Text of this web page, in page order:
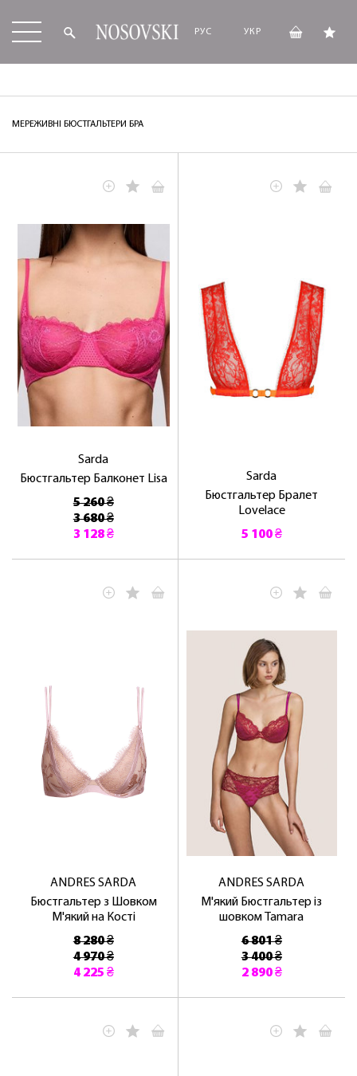
РУС УКР
МЕРЕЖИВНІ БЮСТГАЛЬТЕРИ БРА
Sarda
Бюстгальтер Балконет Lisa
5 260 ₴
3 680 ₴
3 128 ₴
Sarda
Бюстгальтер Бралет
Lovelace
5 100 ₴
ANDRES SARDA
Бюстгальтер з Шовком
М'який на Кості
8 280 ₴
4 970 ₴
4 225 ₴
ANDRES SARDA
М'який Бюстгальтер із
шовком Tamara
6 801 ₴
3 400 ₴
2 890 ₴